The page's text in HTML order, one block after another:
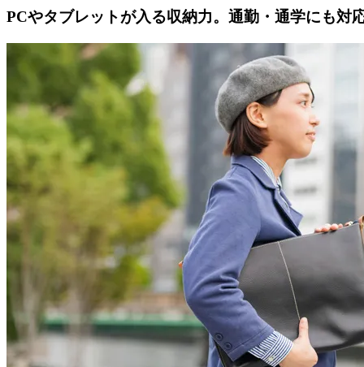
PCやタブレットが入る収納力。通勤・通学にも対